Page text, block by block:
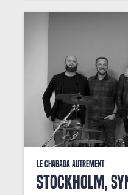
Le Chabada autrement
STOCKHOLM,